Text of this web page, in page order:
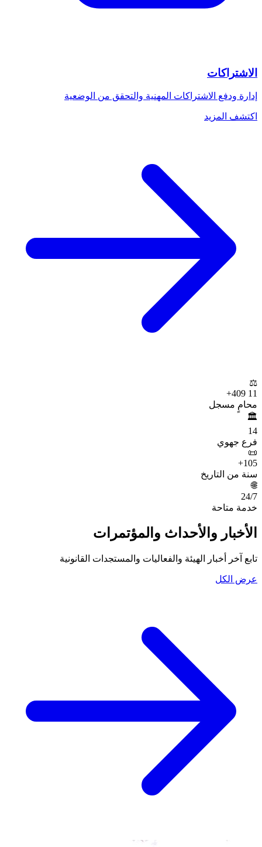
الاشتراكات
إدارة ودفع الاشتراكات المهنية والتحقق من الوضعية
اكتشف المزيد
⚖️
11 409
+
محامٍ مسجل
🏛️
14
فرع جهوي
📜
105
+
سنة من التاريخ
🌐
24/7
خدمة متاحة
الأخبار والأحداث والمؤتمرات
تابع آخر أخبار الهيئة والفعاليات والمستجدات القانونية
عرض الكل